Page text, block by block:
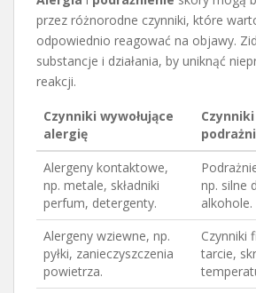
przez różnorodne czynniki, które
odpowiednio reagować na objawy.
substancje i działania, by uniknąć
reakcji.
Czynniki wywołujące
alergię
Alergeny kontaktowe,
np. metale, składniki
perfum, detergenty.
np. silne
alkohole.
Alergeny wziewne, np.
pyłki, zanieczyszczenia
powietrza.
Czynniki
tarcie,